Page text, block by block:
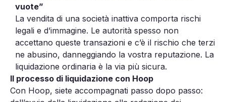
vuote”
La vendita di una società inattiva comporta rischi
legali e d’immagine. Le autorità spesso non
accettano queste transazioni e c’è il rischio che terzi
ne abusino, danneggiando la vostra reputazione. La
liquidazione ordinaria è la via più sicura.
Il processo di liquidazione con Hoop
Con Hoop, siete accompagnati passo dopo passo: